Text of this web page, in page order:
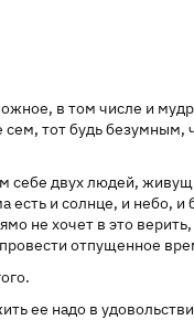
в том числе и
сем, тот будь безумным,
себе двух людей,
есть и солнце, и небо, и
не хочет в это верить,
отпущенное
ее надо в